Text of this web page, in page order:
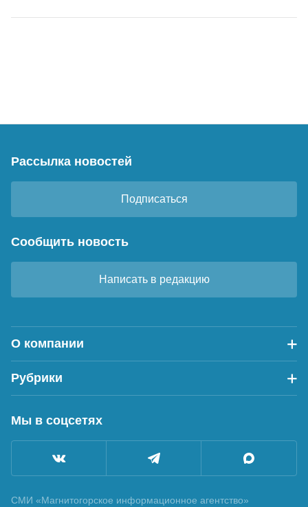
Рассылка новостей
Подписаться
Сообщить новость
Написать в редакцию
О компании
Рубрики
Мы в соцсетях
СМИ «Магнитогорское информационное агентство»